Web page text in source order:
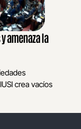
amenaza la
crea vacíos